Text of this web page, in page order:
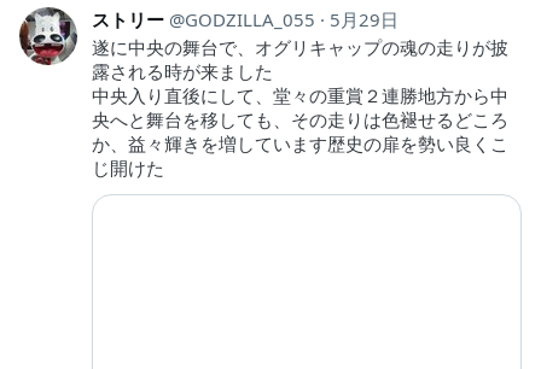
ストリー GODZILLA_055
5月29日
遂に中央の舞台で、オグリキャップの魂の走りが披
露される時が来ました
中央入り直後にして、堂々の重賞２連勝地方から中
央へと舞台を移しても、その走りは色褪せるどころ
か、益々輝きを増しています歴史の扉を勢い良くこ
じ開けた